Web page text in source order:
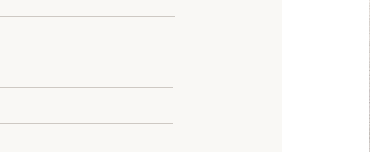
をワン